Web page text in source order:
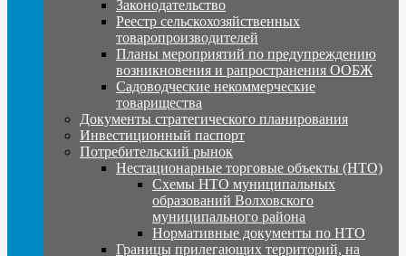
Законодательство
Реестр сельскохозяйственных
товаропроизводителей
Планы мероприятий по предупреждению
возникновения и рапространения ООБЖ
Садоводческие некоммерческие
товарищества
Документы стратегического планирования
Инвестиционный паспорт
Потребительский рынок
Нестационарные торговые объекты (НТО)
Схемы НТО муниципальных
образований Волховского
муниципального района
Нормативные документы по НТО
Границы прилегающих территорий, на